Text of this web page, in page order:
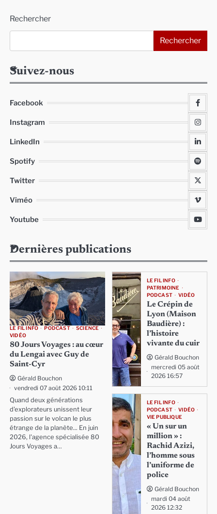
Rechercher
Rechercher
Suivez-nous
Facebook
Instagram
LinkedIn
Spotify
Twitter
Viméo
Youtube
Dernières publications
LE FIL INFO PODCAST
SCIENCE
VIDÉO
80 Jours Voyages : au cœur
du Lengai avec Guy de
Saint-Cyr
Gérald Bouchon
vendredi 07 août 2026 10:11
Quand deux générations
d'explorateurs unissent leur
passion sur le volcan le plus
étrange de la planète... En juin
2026, l'agence spécialisée 80
Jours Voyages a…
LE FIL INFO
PATRIMOINE
PODCAST
VIDÉO
Le Crépin de
Lyon (Maison
Baudière) :
l’histoire
vivante du cuir
Gérald Bouchon
mercredi 05 août
2026 16:57
LE FIL INFO
PODCAST
VIDÉO
VIE PUBLIQUE
« Un sur un
million » :
Rachid Azizi,
l’homme sous
l’uniforme de
police
Gérald Bouchon
mardi 04 août
2026 12:32